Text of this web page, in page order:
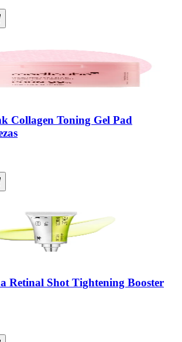
Collagen Toning Gel Pad
Retinal Shot Tightening Booster